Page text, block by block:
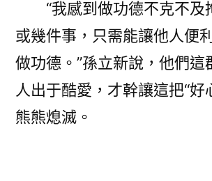
“我感到做功德不克不及
或幾件事，只需能讓他人便
做功德。”孫立新說，他們這
人出于酷愛，才幹讓這把“好
熊熊熄滅。